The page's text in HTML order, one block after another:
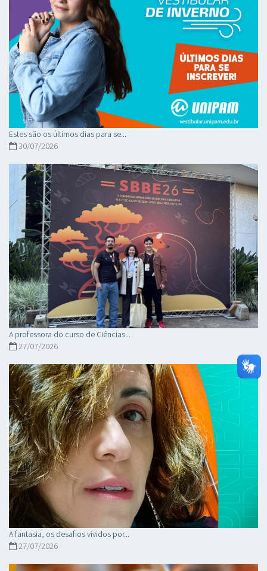
Estes são os últimos dias para se...
30/07/2026
A professora do curso de Ciências...
27/07/2026
A fantasia, os desafios vividos por...
27/07/2026